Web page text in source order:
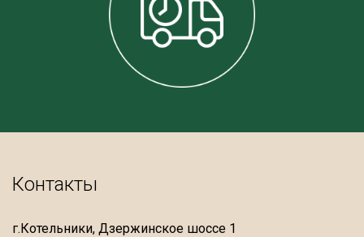
Контакты
г.Котельники, Дзержинское шоссе 1